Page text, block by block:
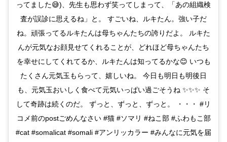
ってました😅)、先生も思わず笑ってしまって、「あの組織検
査が誤診に思えるね」と。 すごいね、ルキたん。強い子だ
ね。頑張ってるルキたんは母ちゃんたちの誇りだよ。 ルキた
んが元気なお顔見せてくれることが、どれほど母ちゃんたち
を幸せにしてくれてるか、ルキたんは知ってるかな😊 いつも
たくさん元気玉もらって、嬉しいね。 今日も明日も明後日
も、元気玉おいしく食べて元気いっぱい過ごそうね ✨✨✨ そ
して奇跡は続くのだ。 ずっと、ずっと、ずっと。 ・・・ #リ
コメ前のpostごめんなさい #猫 #ソマリ #ねこ部 #ふわもこ部
#cat #somalicat #somali #アンリッカラー #みんなに元気を届